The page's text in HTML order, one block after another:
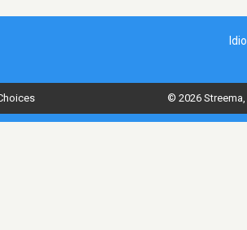
© 2026